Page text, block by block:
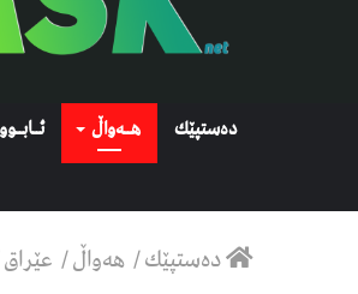
دەستپێك هــەواڵ
دەستپێك/ هەواڵ/ عێراق